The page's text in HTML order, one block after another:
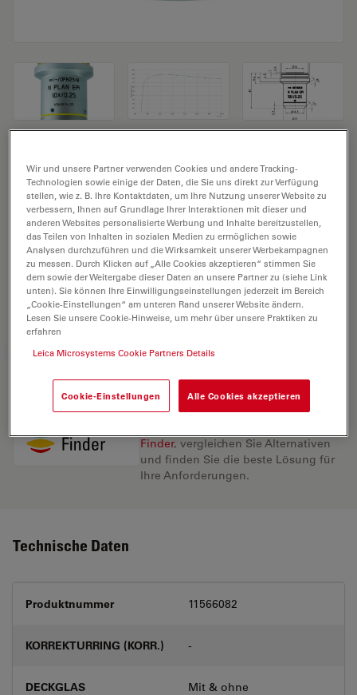
Produkt Nr. 11566082
Das Objektiv N PLAN EPI 10x/0,25 hat eine
Vergrößerung von 10X und eine numerische Apertur
von 0,25. Für Trockenimmersion, mit einem M25
Objektivgewinde mit 17,7 mm freiem Arbeitsabstand
und Sehfeld FN 25.
ANGEBOT ANFORDERN
Entdecken Sie die perfekte Lösung.
Finder, vergleichen Sie Alternativen
und finden Sie die beste Lösung für
Ihre Anforderungen.
Technische Daten
Produktnummer 11566082
KORREKTURRING (KORR.) -
DECKGLAS Mit & ohne
Wir und unsere Partner verwenden Cookies und andere Tracking-
Technologien sowie einige der Daten, die Sie uns direkt zur Verfügung
stellen, wie z. B. Ihre Kontaktdaten, um Ihre Nutzung unserer Website zu
verbessern, Ihnen auf Grundlage Ihrer Interaktionen mit dieser und
anderen Websites personalisierte Werbung und Inhalte bereitzustellen,
das Teilen von Inhalten in sozialen Medien zu ermöglichen sowie
Analysen durchzuführen und die Wirksamkeit unserer Werbekampagnen
zu messen. Durch Klicken auf „Alle Cookies akzeptieren“ stimmen Sie
dem sowie der Weitergabe dieser Daten an unsere Partner zu (siehe Link
unten). Sie können Ihre Einwilligungseinstellungen jederzeit im Bereich
„Cookie-Einstellungen“ am unteren Rand unserer Website ändern.
Lesen Sie unsere Cookie-Hinweise, um mehr über unsere Praktiken zu
erfahren
Leica Microsystems Cookie Partners Details
Cookie-Einstellungen Alle Cookies akzeptieren